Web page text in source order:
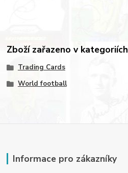
Zboží zařazeno v kategoriích
Trading Cards
World football
Informace pro zákazníky